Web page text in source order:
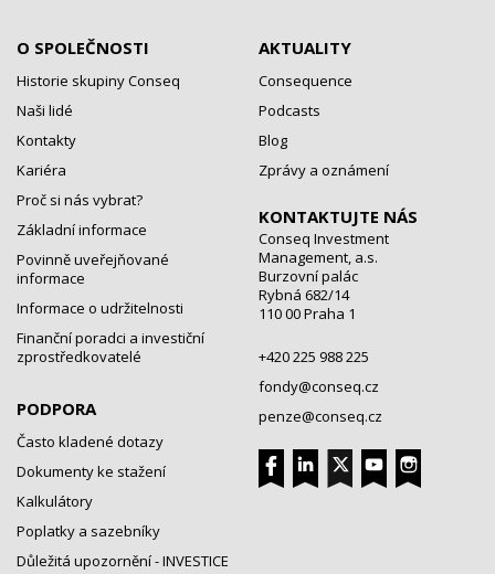
O SPOLEČNOSTI
Historie skupiny Conseq
Naši lidé
Kontakty
Kariéra
Proč si nás vybrat?
Základní informace
Povinně uveřejňované
informace
Informace o udržitelnosti
Finanční poradci a investiční
zprostředkovatelé
PODPORA
Často kladené dotazy
Dokumenty ke stažení
Kalkulátory
Poplatky a sazebníky
Důležitá upozornění - INVESTICE
AKTUALITY
Consequence
Podcasts
Blog
Zprávy a oznámení
KONTAKTUJTE NÁS
Conseq Investment
Management, a.s.
Burzovní palác
Rybná 682/14
110 00 Praha 1
+420 225 988 225
fondy@conseq.cz
penze@conseq.cz